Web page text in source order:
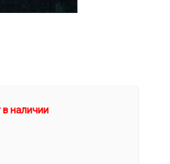
в наличии